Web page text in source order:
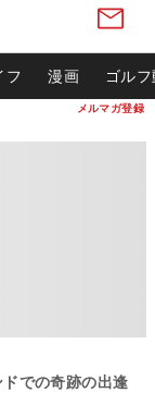
メルマガ登録
フ 漫画 ゴル
での奇跡の出逢